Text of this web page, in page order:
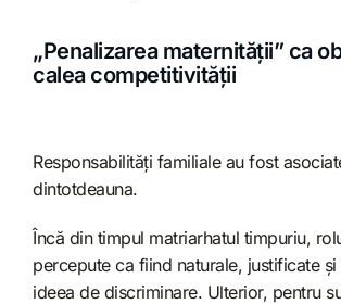
„Penalizarea maternității” ca
calea competitivității
Responsabilități familiale au fost
dintotdeauna.
Încă din timpul matriarhatul timpuriu,
percepute ca fiind naturale, justificate
ideea de discriminare. Ulterior, pentru